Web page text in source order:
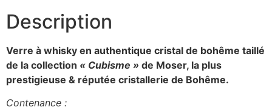
Description
Verre à whisky en authentique cristal de bohême taillé
de la collection « Cubisme » de Moser, la plus
prestigieuse & réputée cristallerie de Bohême.
Contenance :